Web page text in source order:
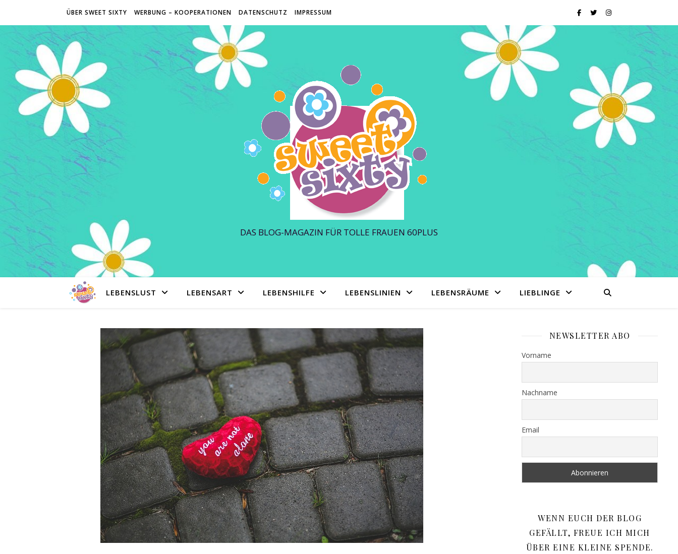
ÜBER SWEET SIXTY WERBUNG – KOOPERATIONEN DATENSCHUTZ IMPRESSUM
DAS BLOG-MAGAZIN FÜR TOLLE FRAUEN 60PLUS
LEBENSLUST LEBENSART LEBENSHILFE LEBENSLINIEN LEBENSRÄUME LIEBLINGE
NEWSLETTER ABO
Vorname
Nachname
Email
WENN EUCH DER BLOG
GEFÄLLT, FREUE ICH MICH
ÜBER EINE KLEINE SPENDE.